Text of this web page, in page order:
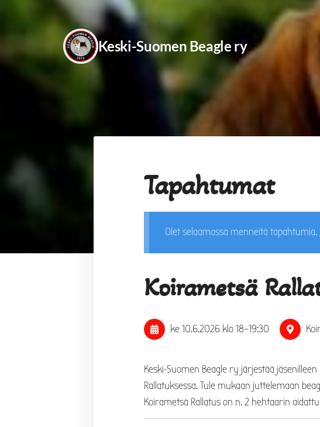
Keski-Suomen Beagle ry
Tapahtumat
Olet selaamassa menneitä tapahtumia.
Koirametsä
ke 10.6.2026 klo 18–19:30
Keski-Suomen Beagle ry järjestää
Rallatuksessa. Tule mukaan juttelemaan
Koirametsä Rallatus on n. 2 hehtaarin